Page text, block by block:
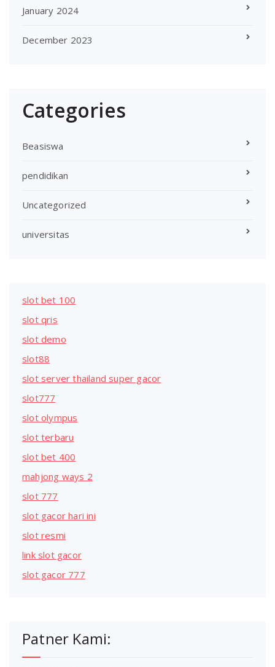
January 2024
December 2023
Categories
Beasiswa
pendidikan
Uncategorized
universitas
slot bet 100
slot qris
slot demo
slot88
slot server thailand super gacor
slot777
slot olympus
slot terbaru
slot bet 400
mahjong ways 2
slot 777
slot gacor hari ini
slot resmi
link slot gacor
slot gacor 777
Patner Kami: